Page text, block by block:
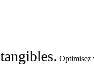
tangibles. Optimisez